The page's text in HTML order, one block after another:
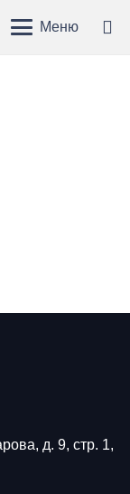
Меню
д. 9, стр. 1,